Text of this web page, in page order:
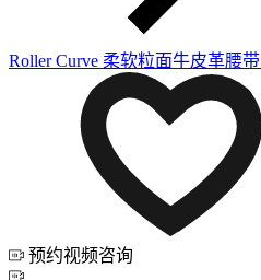
Roller Curve 柔软粒面牛皮革腰带
预约视频咨询